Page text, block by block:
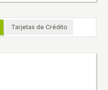
Tarjetas de Crédito